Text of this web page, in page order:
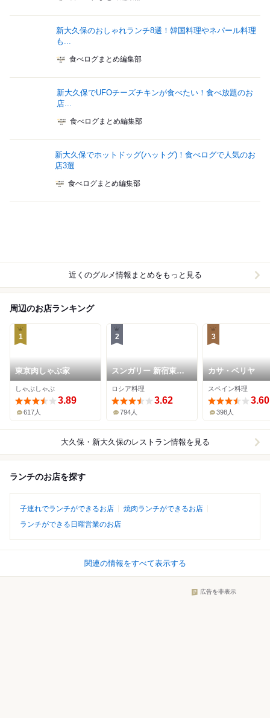
新大久保のおしゃれランチ8選！韓国料理やネパール料理
も...
食べログまとめ編集部
新大久保でUFOチーズチキンが食べたい！食べ放題のお
店...
食べログまとめ編集部
新大久保でホットドッグ(ハットグ)！食べログで人気のお
店3選
食べログまとめ編集部
近くのグルメ情報まとめをもっと見る
周辺のお店ランキング
1
東京肉しゃぶ家
しゃぶしゃぶ
3.89
617人
2
スンガリー 新宿東口
本店
ロシア料理
3.62
794人
3
カサ・ベリヤ
スペイン料理
3.60
398人
大久保・新大久保のレストラン情報を見る
ランチのお店を探す
子連れでランチができるお店
焼肉ランチができるお店
ランチができる日曜営業のお店
関連の情報をすべて表示する
広告を非表示